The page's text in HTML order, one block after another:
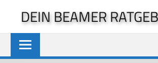
springen
DEIN BEAMER